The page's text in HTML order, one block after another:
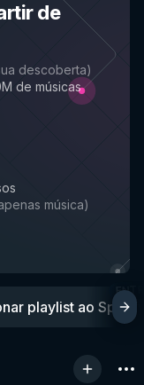
de
descoberta)
de músicas
música)
playlist ao